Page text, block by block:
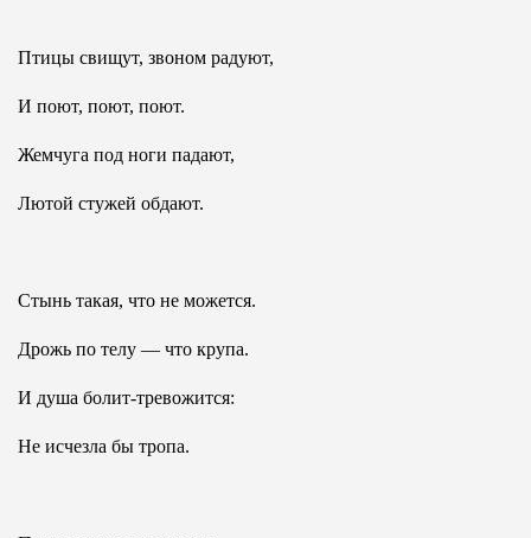
Птицы свищут, звоном радуют,
И поют, поют, поют.
Жемчуга под ноги падают,
Лютой стужей обдают.
Стынь такая, что не можется.
Дрожь по телу — что крупа.
И душа болит-тревожится:
Не исчезла бы тропа.